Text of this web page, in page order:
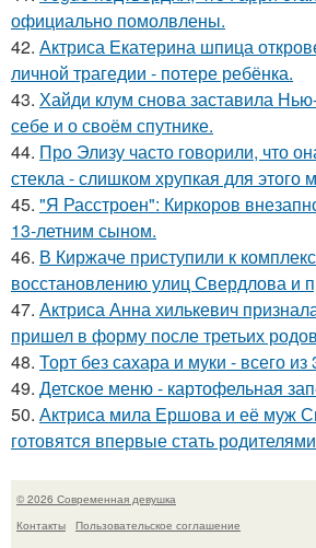
официально помолвлены.
42. Актриса Екатерина шпица
личной трагедии - потере ребёнка.
43. Хайди клум снова заставила
себе и о своём спутнике.
44. Про Элизу часто говорили, что
стекла - слишком хрупкая для этого
45. "Я Расстроен": Киркоров
13-летним сыном.
46. В Киржаче приступили к
восстановлению улиц Свердлова и
47. Актриса Анна хилькевич
пришел в форму после третьих
48. Торт без сахара и муки - всего из
49. Детское меню - картофельная
50. Актриса мила Ершова и её муж
готовятся впервые стать
© 2026 Современная девушка
Контакты
Пользовательское соглашение